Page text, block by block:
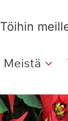
Töihin
Meistä